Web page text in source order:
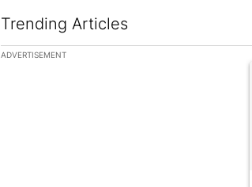
Trending Articles
The following is a list of the most commented
ADVERTISEMENT